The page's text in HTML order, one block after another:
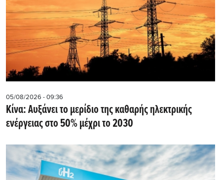
05/08/2026 - 09:36
Κίνα: Αυξάνει το μερίδιο της καθαρής ηλεκτρικής
ενέργειας στο 50% μέχρι το 2030